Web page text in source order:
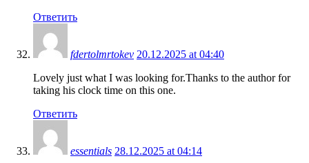
Ответить
fdertolmrtokev 20.12.2025 at 04:40
Lovely just what I was looking for.Thanks to the author for
taking his clock time on this one.
Ответить
essentials 28.12.2025 at 04:14